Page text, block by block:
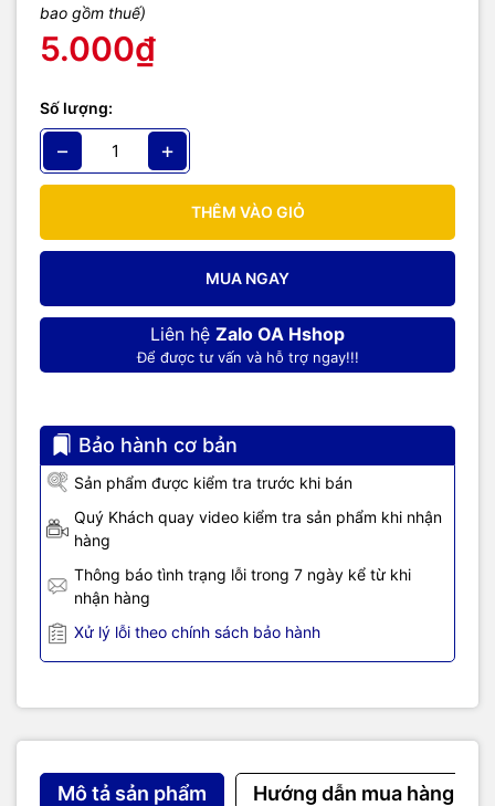
bao gồm thuế)
5.000₫
Số lượng:
− +
THÊM VÀO GIỎ
MUA NGAY
Liên hệ Zalo OA Hshop
Để được tư vấn và hỗ trợ ngay!!!
Bảo hành cơ bản
Sản phẩm được kiểm tra trước khi bán
Quý Khách quay video kiểm tra sản phẩm khi nhận
hàng
Thông báo tình trạng lỗi trong 7 ngày kể từ khi
nhận hàng
Xử lý lỗi theo chính sách bảo hành
Mô tả sản phẩm Hướng dẫn mua hàng